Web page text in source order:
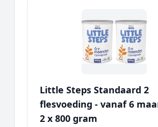
Little Steps Standaard 2
flesvoeding - vanaf 6
2 x 800 gram